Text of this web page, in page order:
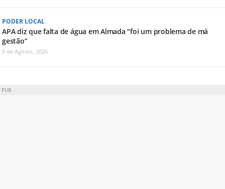
PODER LOCAL
APA diz que falta de água em Almada “foi um problema de má
gestão”
5 de Agosto, 2026
PUB